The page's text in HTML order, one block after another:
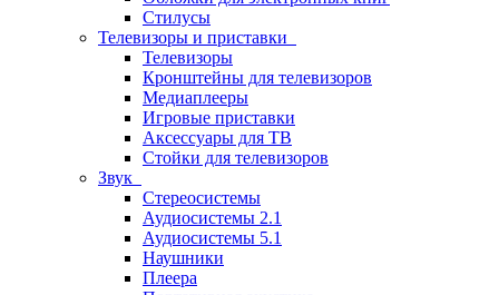
Стилусы
Телевизоры и приставки
Телевизоры
Кронштейны для телевизоров
Медиаплееры
Игровые приставки
Аксессуары для ТВ
Стойки для телевизоров
Звук
Стереосистемы
Аудиосистемы 2.1
Аудиосистемы 5.1
Наушники
Плеера